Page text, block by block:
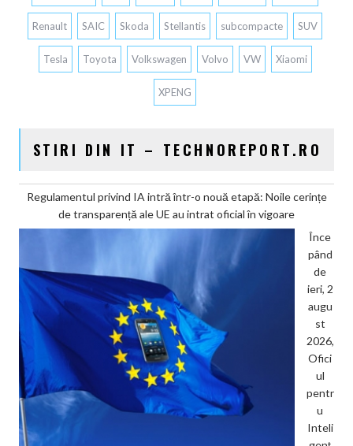
Renault SAIC Skoda Stellantis subcompacte SUV
Tesla Toyota Volkswagen Volvo VW Xiaomi
XPENG
STIRI DIN IT – TECHNOREPORT.RO
Regulamentul privind IA intră într-o nouă etapă: Noile cerințe
de transparență ale UE au intrat oficial în vigoare
Înce
pând
de
ieri, 2
augu
st
2026,
Ofici
ul
pentr
u
Inteli